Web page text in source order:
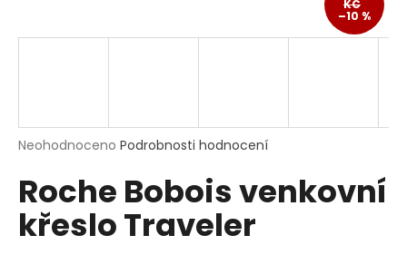
Průměrné
produktu
je
0,0
Neohodnoceno Podrobnosti hodnocení
Roche Bobois venkovní
křeslo Traveler
KČ
–10 %
j